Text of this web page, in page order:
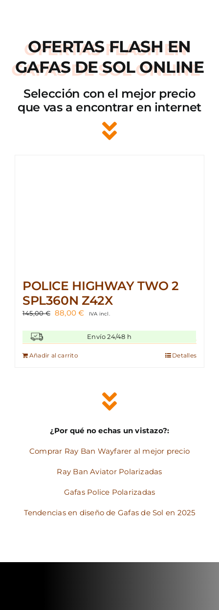
OFERTAS FLASH EN
GAFAS DE SOL ONLINE
Selección con el mejor precio
que vas a encontrar en internet
POLICE HIGHWAY TWO 2
SPL360N Z42X
145,00€ El
original
era:
145,00 €.
88,00€ El
actual
es:
IVA incl.
Envío 24/48 h
Añadir al carrito Detalles
¿Por qué no echas un vistazo?:
Comprar Ray Ban Wayfarer al mejor precio
Ray Ban Aviator Polarizadas
Gafas Police Polarizadas
Tendencias en diseño de Gafas de Sol en 2025